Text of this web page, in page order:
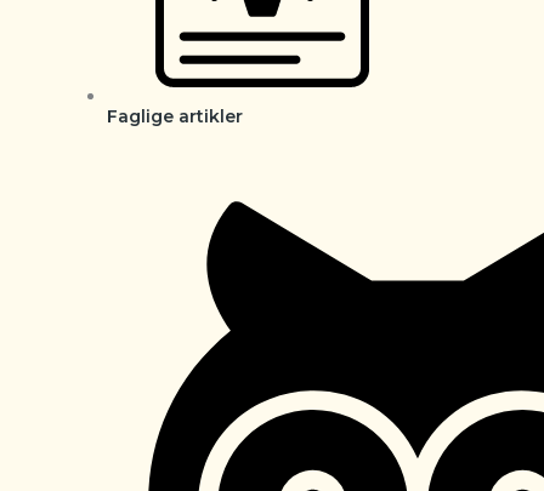
Faglige artikler